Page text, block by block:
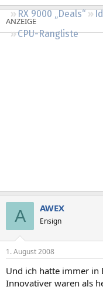
RX 9000 „Deals“
CPU-Rangliste
A AWEX
Ensign
1. August 2008
Und ich hatte immer in
Innovativer waren als